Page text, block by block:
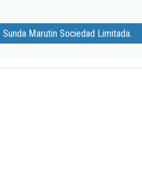
Marutin Sociedad Limitada.